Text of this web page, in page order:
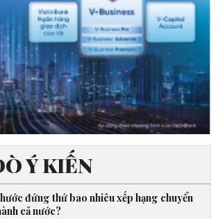
Ý KIẾN
đứng thứ bao nhiêu xếp hạng chuyển
cả nước?